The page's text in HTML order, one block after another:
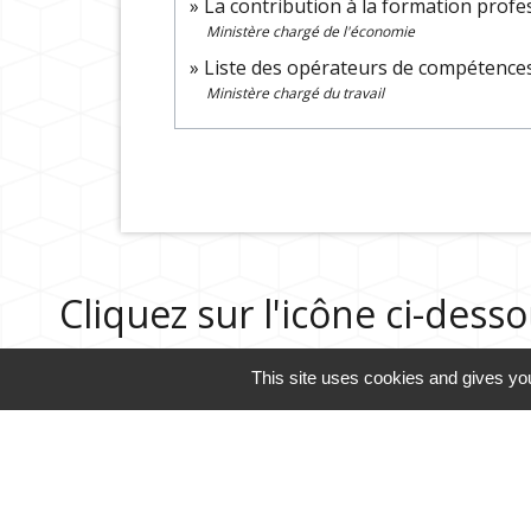
La contribution à la formation
Ministère chargé de l'économie
Liste des opérateurs de
Ministère chargé du travail
Cliquez sur l'icône ci-
This site uses cookies and gives